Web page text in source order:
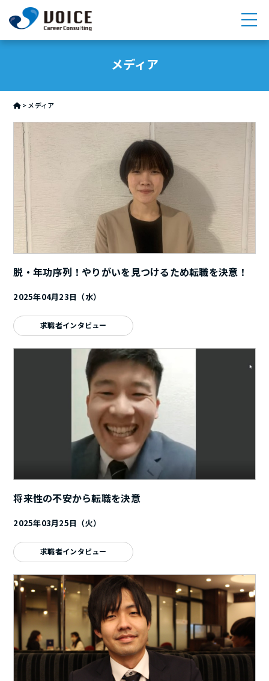
メディア
採用情報
会社情報
お問い合わせ
メディア
> メディア
脱・年功序列！やりがいを見つけるため転職を決意！
2025年04月23日（水）
求職者インタビュー
将来性の不安から転職を決意
2025年03月25日（火）
求職者インタビュー